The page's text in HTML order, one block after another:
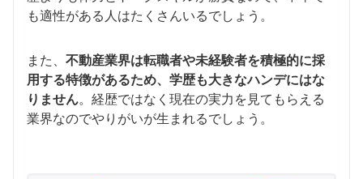
も適性がある人はたくさんいるでしょう。
また、 不動産業界は転職者や未経験者を積極的に採
用する特徴があるため、学歴も大きなハンデにはな
りません。経歴ではなく現在の実力を見てもらえる
業界なのでやりがいが生まれるでしょう。